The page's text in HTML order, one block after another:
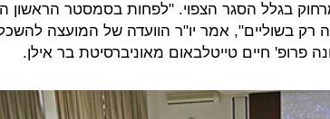
בגלל הסגר הצפוי. "לפחות בסמסטר הראשון
רק בשוליים", אמר יו"ר הוועדה של המועצה
פרופ' חיים טייטלבאום מאוניברסיטת בר אילן.